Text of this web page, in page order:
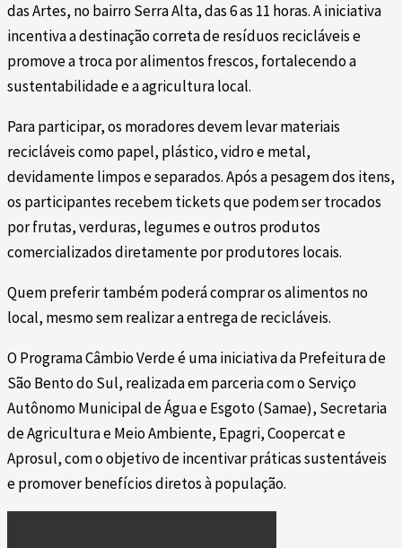
das Artes, no bairro Serra Alta, das 6 as 11 horas. A iniciativa
incentiva a destinação correta de resíduos recicláveis e
promove a troca por alimentos frescos, fortalecendo a
sustentabilidade e a agricultura local.
Para participar, os moradores devem levar materiais
recicláveis como papel, plástico, vidro e metal,
devidamente limpos e separados. Após a pesagem dos itens,
os participantes recebem tickets que podem ser trocados
por frutas, verduras, legumes e outros produtos
comercializados diretamente por produtores locais.
Quem preferir também poderá comprar os alimentos no
local, mesmo sem realizar a entrega de recicláveis.
O Programa Câmbio Verde é uma iniciativa da Prefeitura de
São Bento do Sul, realizada em parceria com o Serviço
Autônomo Municipal de Água e Esgoto (Samae), Secretaria
de Agricultura e Meio Ambiente, Epagri, Coopercat e
Aprosul, com o objetivo de incentivar práticas sustentáveis
e promover benefícios diretos à população.